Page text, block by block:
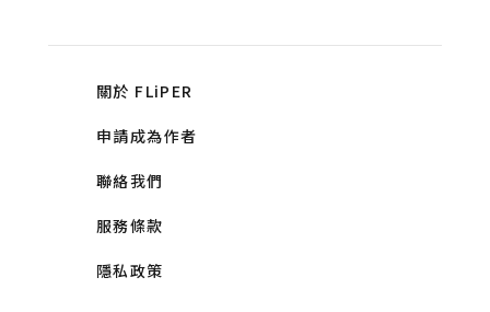
關於 FLiPER
申請成為作者
聯絡我們
服務條款
隱私政策